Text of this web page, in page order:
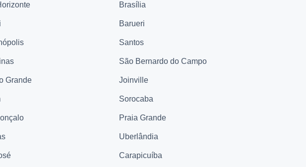
Brasília
Barueri
Santos
São Bernardo do Campo
Grande Joinville
Sorocaba
Praia Grande
Uberlândia
Carapicuíba